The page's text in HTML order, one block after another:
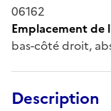
06162
Emplacement
bas-côté droit,
Description